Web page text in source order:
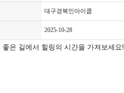
대구경북인아이쿱
2025-10-28
은 길에서 힐링의 시간을 가져보세요!